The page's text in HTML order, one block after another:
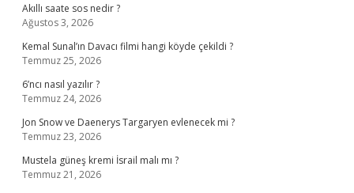
Akıllı saate sos nedir ?
Ağustos 3, 2026
Kemal Sunal’ın Davacı filmi hangi köyde çekildi ?
Temmuz 25, 2026
6’ncı nasıl yazılır ?
Temmuz 24, 2026
Jon Snow ve Daenerys Targaryen evlenecek mi ?
Temmuz 23, 2026
Mustela güneş kremi İsrail malı mı ?
Temmuz 21, 2026